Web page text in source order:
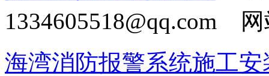
1334605518@qq.com
海湾消防报警系统施工